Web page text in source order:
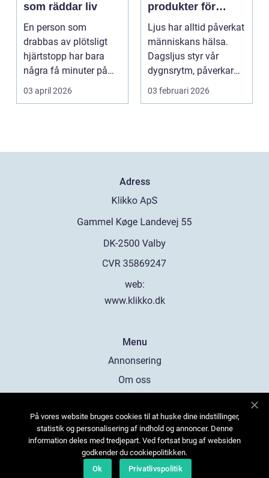
som räddar liv
En person som
drabbas av plötsligt
hjärtstopp har bara
några få minuter på
sig. För varje minut
utan...
03 april 2026
produkter för
hälsa och
välbefinnande
Ljus har alltid påverkat
människans hälsa.
Dagsljus styr vår
dygnsrytm, påverkar
humör, sömn och ene...
03 februari 2026
Adress
web:
www.klikko.dk
Menu
Annonsering
Om oss
Kontakta oss
Sitemap
På vores website bruges cookies til at huske dine indstillinger,
statistik og personalisering af indhold og annoncer. Denne
information deles med tredjepart. Ved fortsat brug af websiden
godkender du cookiepolitikken.
Ok
Privatlivspolitik